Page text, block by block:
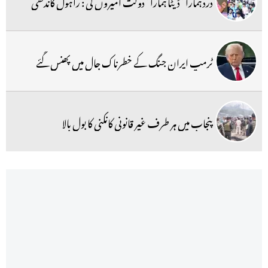
ٹرمپ ایران جنگ کے خطرناک جال میں پھنس گئے
پنجاب میں ہر طرف غیر قانونی کانکنی کا بول بالا